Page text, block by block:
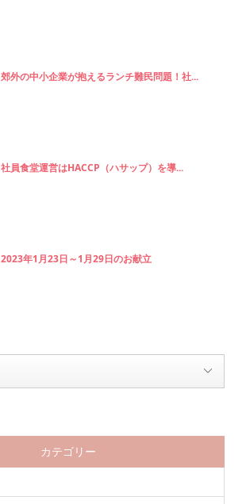
郊外の中小企業が抱えるランチ難民問題！社...
社員食堂運営はHACCP（ハサップ）を導...
2023年1月23日～1月29日のお献立
カテゴリー